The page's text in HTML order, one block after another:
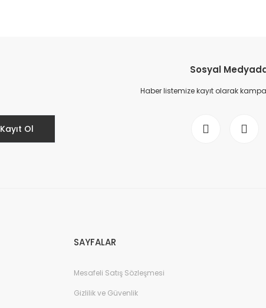
Kayıt Ol
Sosyal
Haber listemize kayıt olarak
SAYFALAR
Mesafeli Satış Sözleşmesi
Gizlilik ve Güvenlik